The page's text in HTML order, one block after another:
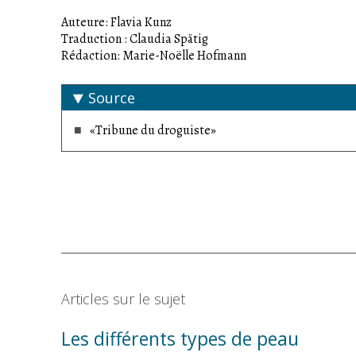
particules abrasives à base de granulés naturels
Auteure: Flavia Kunz
Traduction : Claudia Spätig
Rédaction: Marie-Noëlle Hofmann
Source
«Tribune du droguiste»
Articles sur le sujet
Les différents types de peau